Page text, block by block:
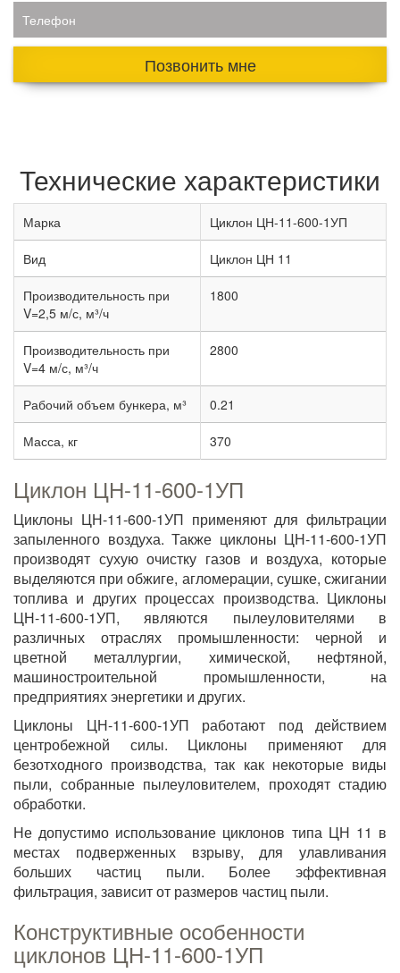
Телефон
Позвонить мне
Технические характеристики
Марка Циклон ЦН-11-600-1УП
Вид Циклон ЦН 11
Производительность при
V=2,5 м/с, м³/ч
1800
Производительность при
V=4 м/с, м³/ч
2800
Рабочий объем бункера, м³ 0.21
Масса, кг 370
Циклон ЦН-11-600-1УП
Циклоны ЦН-11-600-1УП применяют для фильтрации
запыленного воздуха. Также циклоны ЦН-11-600-1УП
производят сухую очистку газов и воздуха, которые
выделяются при обжиге, агломерации, сушке, сжигании
топлива и других процессах производства. Циклоны
ЦН-11-600-1УП, являются пылеуловителями в
различных отраслях промышленности: черной и
цветной металлургии, химической, нефтяной,
машиностроительной промышленности, на
предприятиях энергетики и других.
Циклоны ЦН-11-600-1УП работают под действием
центробежной силы. Циклоны применяют для
безотходного производства, так как некоторые виды
пыли, собранные пылеуловителем, проходят стадию
обработки.
Не допустимо использование циклонов типа ЦН 11 в
местах подверженных взрыву, для улавливания
больших частиц пыли. Более эффективная
фильтрация, зависит от размеров частиц пыли.
Конструктивные особенности
циклонов ЦН-11-600-1УП